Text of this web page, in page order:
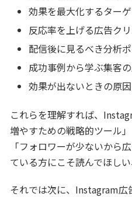
効果を最大化するター
反応率を上げる広告ク
配信後に見るべき分析
成功事例から学ぶ集客
効果が出ないときの原
これらを理解すれば、
増やすための戦略的ツール
「フォロワーが少ないから
ている方にこそ読んでほしい
それでは次に、Instagram